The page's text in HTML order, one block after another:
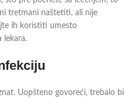
tretmani naštetiti, ali nije
ih koristiti umesto
lekara.
Uopšteno govoreći, trebalo bi